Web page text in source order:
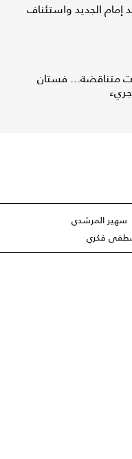
إمام الجديد واستئناف
متناقضة... فستان
سهير المرشدي
فكري